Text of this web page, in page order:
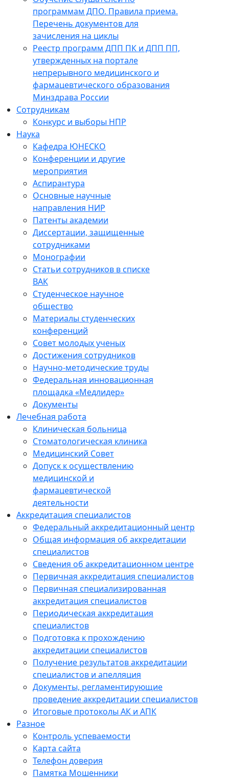
программам ДПО. Правила приема.
Перечень документов для
зачисления на циклы
Реестр программ ДПП ПК и ДПП ПП,
утвержденных на портале
непрерывного медицинского и
фармацевтического образования
Минздрава России
Сотрудникам
Конкурс и выборы НПР
Наука
Кафедра ЮНЕСКО
Конференции и другие
мероприятия
Аспирантура
Основные научные
направления НИР
Патенты академии
Диссертации, защищенные
сотрудниками
Монографии
Статьи сотрудников в списке
ВАК
Студенческое научное
общество
Материалы студенческих
конференций
Совет молодых ученых
Достижения сотрудников
Научно-методические труды
Федеральная инновационная
площадка «Медлидер»
Документы
Лечебная работа
Клиническая больница
Стоматологическая клиника
Медицинский Совет
Допуск к осуществлению
медицинской и
фармацевтической
деятельности
Аккредитация специалистов
Федеральный аккредитационный центр
Общая информация об аккредитации
специалистов
Сведения об аккредитационном центре
Первичная аккредитация специалистов
Первичная специализированная
аккредитация специалистов
Периодическая аккредитация
специалистов
Подготовка к прохождению
аккредитации специалистов
Получение результатов аккредитации
специалистов и апелляция
Документы, регламентирующие
проведение аккредитации специалистов
Итоговые протоколы АК и АПК
Разное
Контроль успеваемости
Карта сайта
Телефон доверия
Памятка Мошенники